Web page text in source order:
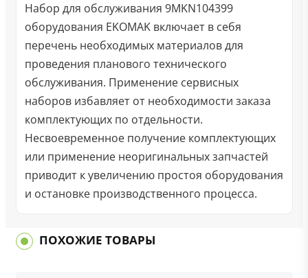
Набор для обслуживания 9MKN104399
оборудования EKOMAK включает в себя
перечень необходимых материалов для
проведения планового технического
обслуживания. Применение сервисных
наборов избавляет от необходимости заказа
комплектующих по отдельности.
Несвоевременное получение комплектующих
или применение неоригинальных запчастей
приводит к увеличению простоя оборудования
и остановке производственного процесса.
ПОХОЖИЕ ТОВАРЫ